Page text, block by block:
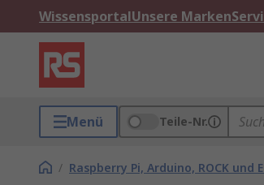
WissensportalUnsere Marken
Menü Teile-Nr.
/ Raspberry Pi, Arduino, ROCK und